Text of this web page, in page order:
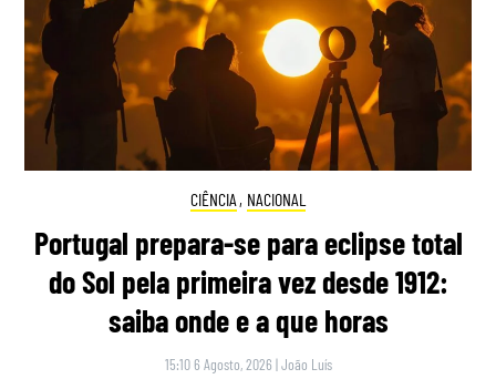
CIÊNCIA , NACIONAL
Portugal prepara-se para eclipse total
do Sol pela primeira vez desde 1912:
saiba onde e a que horas
15:10 6 Agosto, 2026 |João Luís